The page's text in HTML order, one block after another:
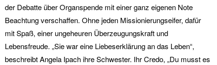
der Debatte über Organspende mit einer ganz eigenen Note
Beachtung verschaffen. Ohne jeden Missionierungseifer, dafür
mit Spaß, einer ungeheuren Überzeugungskraft und
Lebensfreude. „Sie war eine Liebeserklärung an das Leben“,
beschreibt Angela Ipach ihre Schwester. Ihr Credo, „Du musst es